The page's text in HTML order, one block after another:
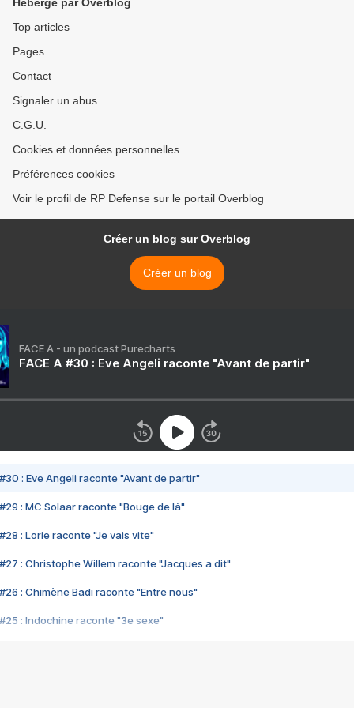
Top articles
Pages
Contact
Signaler un abus
C.G.U.
Cookies et données personnelles
Préférences cookies
Voir le profil de RP Defense sur le portail Overblog
Créer un blog sur Overblog
Créer un blog
FACE A - un podcast Purecharts
FACE A #30 : Eve Angeli raconte "Avant de partir"
#30 : Eve Angeli raconte "Avant de partir"
#29 : MC Solaar raconte "Bouge de là"
#28 : Lorie raconte "Je vais vite"
#27 : Christophe Willem raconte "Jacques a dit"
#26 : Chimène Badi raconte "Entre nous"
#25 : Indochine raconte "3e sexe"